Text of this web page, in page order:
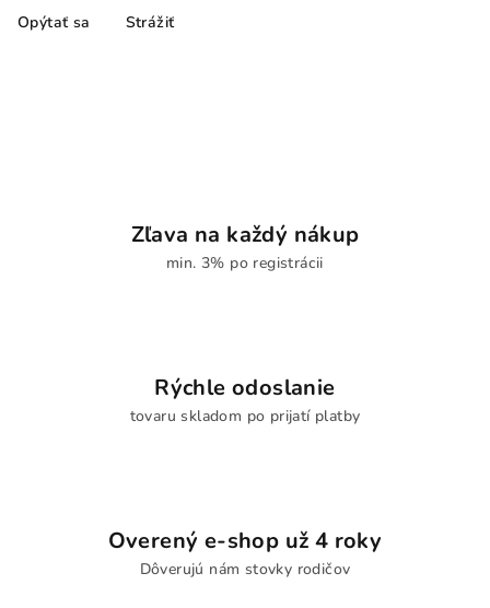
Opýtať sa Strážiť
Zľava na každý nákup
min. 3% po registrácii
Rýchle odoslanie
tovaru skladom po prijatí platby
Overený e-shop už 4 roky
Dôverujú nám stovky rodičov